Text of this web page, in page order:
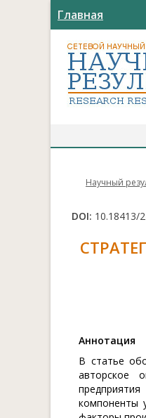
Главная
Научный
DOI: 10.18413/
Aннотация
В статье
авторское
компоненты